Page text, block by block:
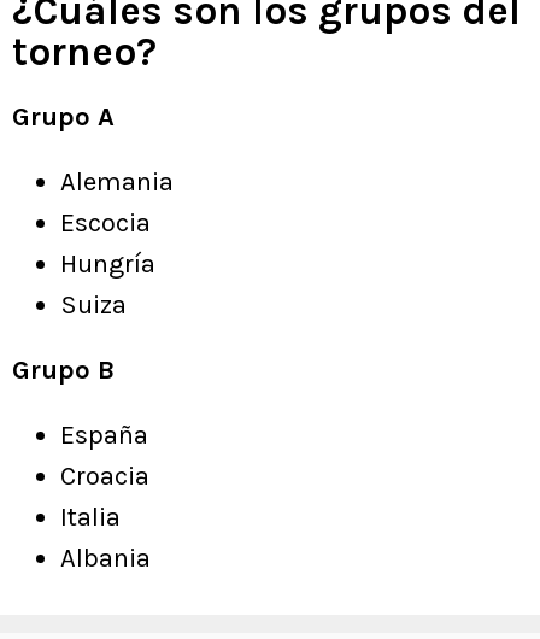
¿Cuáles son los grupos del
torneo?
Grupo A
Alemania
Escocia
Hungría
Suiza
Grupo B
España
Croacia
Italia
Albania